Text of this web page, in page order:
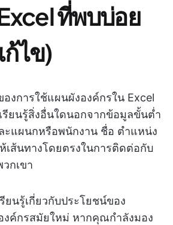
ที่พบบ่อย
ไข)
งการใช้แผนผังองค์กรใน Excel
ยนรู้สิ่งอื่นใดนอกจากข้อมูลขั้นต่ำ
ะแผนกหรือพนักงาน ชื่อ ตำแหน่ง
เส้นทางโดยตรงในการติดต่อกับ
กเขา
ยนรู้เกี่ยวกับประโยชน์ของ
ค์กรสมัยใหม่ หากคุณกำลังมอง